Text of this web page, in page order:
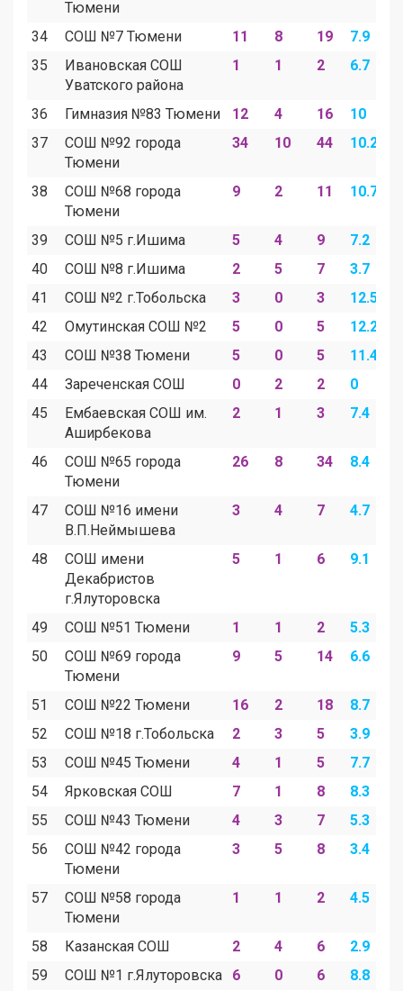
Тюмени
34
СОШ №7 Тюмени 11 8 19 7.9
35
Ивановская СОШ
Уватского района
1 1 2 6.7
36 Гимназия №83 Тюмени 12 4 16 10
37
СОШ №92 города
Тюмени
34 10 44 10.2
38
СОШ №68 города
Тюмени
9 2 11 10.7
39 СОШ №5 г.Ишима 5 4 9 7.2
40
СОШ №8 г.Ишима 2 5 7 3.7
41
СОШ №2 г.Тобольска 3 0 3 12.5
42
Омутинская СОШ №2 5 0 5 12.2
43
СОШ №38 Тюмени 5 0 5 11.4
44
Зареченская СОШ 0 2 2 0
45
Ембаевская СОШ им.
Аширбекова
2 1 3 7.4
46
СОШ №65 города
Тюмени
26 8 34 8.4
47
СОШ №16 имени
В.П.Неймышева
3 4 7 4.7
48
СОШ имени
Декабристов
г.Ялуторовска
5 1 6 9.1
49 СОШ №51 Тюмени 1 1 2 5.3
50
СОШ №69 города
Тюмени
9 5 14 6.6
51 СОШ №22 Тюмени 16 2 18 8.7
52
СОШ №18 г.Тобольска 2 3 5 3.9
53
СОШ №45 Тюмени 4 1 5 7.7
54
Ярковская СОШ 7 1 8 8.3
55
СОШ №43 Тюмени 4 3 7 5.3
56
СОШ №42 города
Тюмени
3 5 8 3.4
57
СОШ №58 города
Тюмени
1 1 2 4.5
58 Казанская СОШ 2 4 6 2.9
59
СОШ №1 г.Ялуторовска 6 0 6 8.8